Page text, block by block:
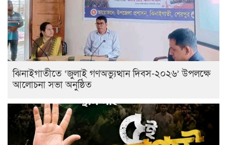
ঝিনাইগাতীতে ‘জুলাই গণঅভ্যুত্থান দিবস-২০২৬’ উপলক্ষে
আলোচনা সভা অনুষ্ঠিত